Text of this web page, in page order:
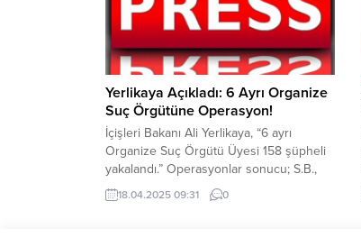
Humanis, kısa sürede ulusal ve...
Yerlikaya Açıkladı: 6 Ayrı Organize
Suç Örgütüne Operasyon!
İçişleri Bakanı Ali Yerlikaya, “6 ayrı
Organize Suç Örgütü Üyesi 158 şüpheli
yakalandı.” Operasyonlar sonucu; S.B.,
H.Y. ve A.B. isimli elebaşlarının da
içerisinde bulunduğu organize suç
18.04.2025 09:31 0